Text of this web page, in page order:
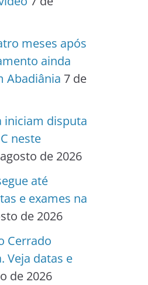
meses após
ainda
Abadiânia 7 de
iniciam disputa
neste
de 2026
até
e exames na
de 2026
Cerrado
Veja datas e
de 2026